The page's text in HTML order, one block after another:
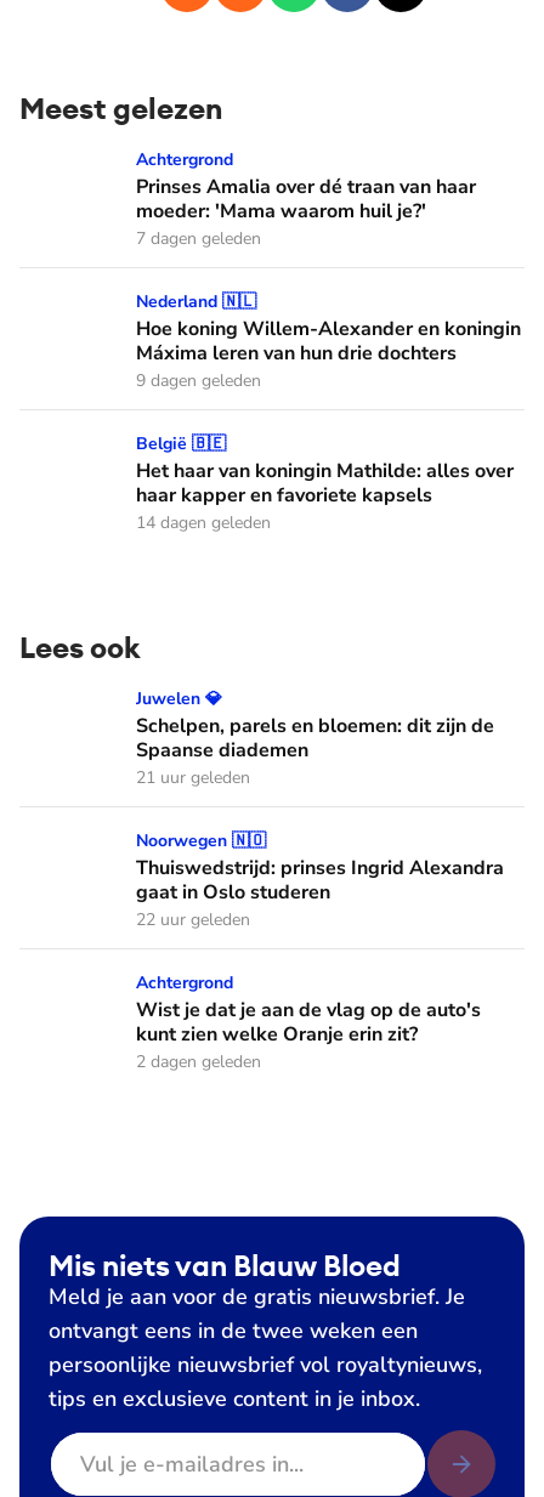
Meest gelezen
Prinses Amalia over dé traan van haar moeder: 'Mama
Achtergrond
Prinses Amalia over dé traan van haar
moeder: 'Mama waarom huil je?'
7 dagen geleden
Hoe koning Willem-Alexander en koningin Máxima leren
Nederland 🇳🇱
Hoe koning Willem-Alexander en koningin
Máxima leren van hun drie dochters
9 dagen geleden
Het haar van koningin Mathilde: alles over haar kapper en
België 🇧🇪
Het haar van koningin Mathilde: alles over
haar kapper en favoriete kapsels
14 dagen geleden
Lees ook
Schelpen, parels en bloemen: dit zijn de Spaanse diademen
Juwelen 💎
Schelpen, parels en bloemen: dit zijn de
Spaanse diademen
21 uur geleden
Thuiswedstrijd: prinses Ingrid Alexandra gaat in Oslo
Noorwegen 🇳🇴
Thuiswedstrijd: prinses Ingrid Alexandra
gaat in Oslo studeren
22 uur geleden
Wist je dat je aan de vlag op de auto's kunt zien welke
Achtergrond
Wist je dat je aan de vlag op de auto's
kunt zien welke Oranje erin zit?
2 dagen geleden
Mis niets van Blauw Bloed
Meld je aan voor de gratis nieuwsbrief. Je
ontvangt eens in de twee weken een
persoonlijke nieuwsbrief vol royaltynieuws,
tips en exclusieve content in je inbox.
E-mailadres